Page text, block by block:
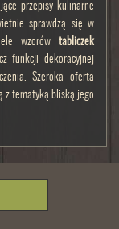
przepisy kulinarne
sprawdzą się w
wzorów tabliczek
funkcji dekoracyjnej
Szeroka oferta
z tematyką bliską jego